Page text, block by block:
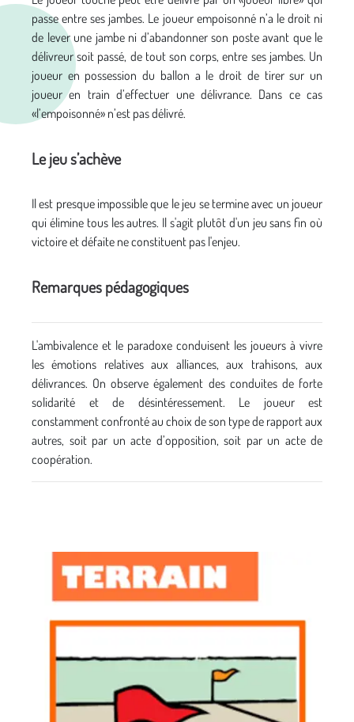
passe entre ses jambes. Le joueur empoisonné n’a le droit ni
de lever une jambe ni d’abandonner son poste avant que le
délivreur soit passé, de tout son corps, entre ses jambes. Un
joueur en possession du ballon a le droit de tirer sur un
joueur en train d’effectuer une délivrance. Dans ce cas
«l’empoisonné» n’est pas délivré.
Le jeu s’achève
Il est presque impossible que le jeu se termine avec un joueur
qui élimine tous les autres. Il s'agit plutôt d'un jeu sans fin où
victoire et défaite ne constituent pas l'enjeu.
Remarques pédagogiques
L'ambivalence et le paradoxe conduisent les joueurs à vivre
les émotions relatives aux alliances, aux trahisons, aux
délivrances. On observe également des conduites de forte
solidarité et de désintéressement. Le joueur est
constamment confronté au choix de son type de rapport aux
autres, soit par un acte d’opposition, soit par un acte de
coopération.